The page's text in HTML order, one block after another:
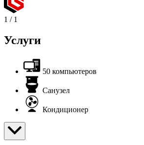
1 / 1
Услуги
50 компьютеров
Санузел
Кондиционер